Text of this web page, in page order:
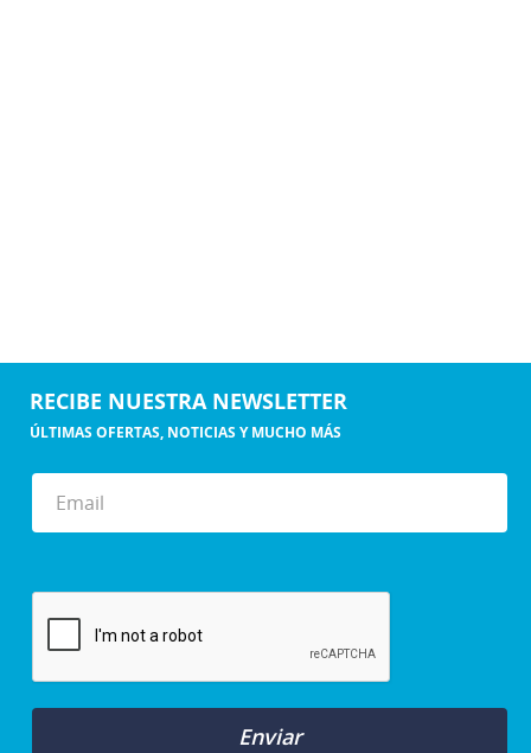
RECIBE NUESTRA NEWSLETTER
ÚLTIMAS OFERTAS, NOTICIAS Y MUCHO MÁS
Enviar